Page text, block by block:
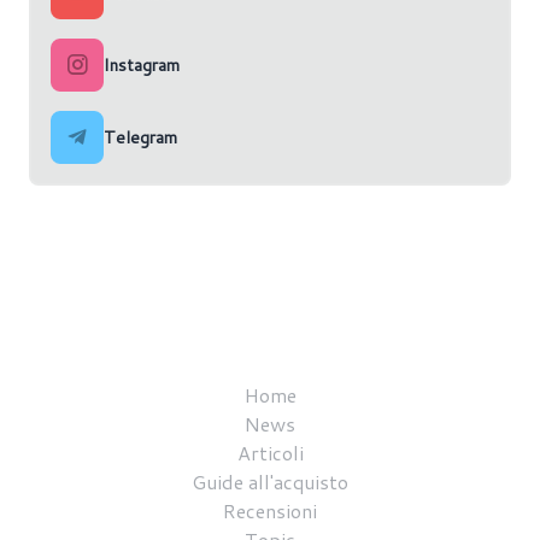
Instagram
Telegram
Home
News
Articoli
Guide all'acquisto
Recensioni